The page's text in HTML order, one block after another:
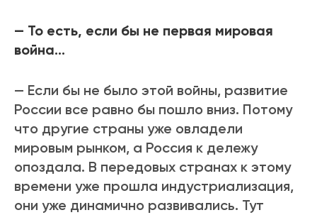
— То есть, если бы не первая мировая
война…
— Если бы не было этой войны, развитие
России все равно бы пошло вниз. Потому
что другие страны уже овладели
мировым рынком, а Россия к дележу
опоздала. В передовых странах к этому
времени уже прошла индустриализация,
они уже динамично развивались. Тут